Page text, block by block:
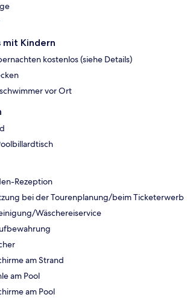
mit Kindern
kostenlos (siehe Details)
vor Ort
Rezeption
bei der Tourenplanung/beim Ticketerwerb
Wäschereiservice
am Strand
am Pool
am Pool